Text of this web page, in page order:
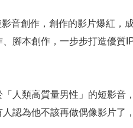
音創作，創作的影片爆紅，
腳本創作，一步步打造優質
人類高質量男性」的短影音
認為他不該再做偶像影片了